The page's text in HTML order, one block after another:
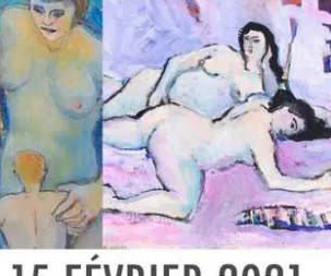
SERVICES
CATALOGUE RAISONNÉ
DÉDIÉS AUX GALERISTES
SON SITE ARTISTE
SON CATALOGUE D'EXPO
SES EXPOSITIONS